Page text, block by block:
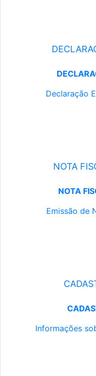
Declaração
NOTA
NOTA
Emissão de
Informações